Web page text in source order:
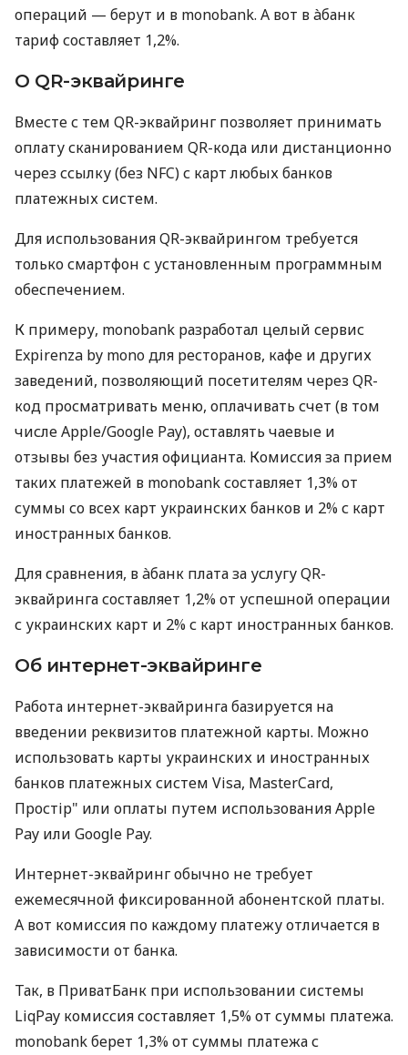
операций — берут и в monobank. А вот в àбанк
тариф составляет 1,2%.
О QR-эквайринге
Вместе с тем QR-эквайринг позволяет принимать
оплату сканированием QR-кода или дистанционно
через ссылку (без NFC) с карт любых банков
платежных систем.
Для использования QR-эквайрингом требуется
только смартфон с установленным программным
обеспечением.
К примеру, monobank разработал целый сервис
Expirenza by mono для ресторанов, кафе и других
заведений, позволяющий посетителям через QR-
код просматривать меню, оплачивать счет (в том
числе Apple/Google Pay), оставлять чаевые и
отзывы без участия официанта. Комиссия за прием
таких платежей в monobank составляет 1,3% от
суммы со всех карт украинских банков и 2% с карт
иностранных банков.
Для сравнения, в àбанк плата за услугу QR-
эквайринга составляет 1,2% от успешной операции
с украинских карт и 2% с карт иностранных банков.
Об интернет-эквайринге
Работа интернет-эквайринга базируется на
введении реквизитов платежной карты. Можно
использовать карты украинских и иностранных
банков платежных систем Visa, MasterCard,
Простір" или оплаты путем использования Apple
Pay или Google Pay.
Интернет-эквайринг обычно не требует
ежемесячной фиксированной абонентской платы.
А вот комиссия по каждому платежу отличается в
зависимости от банка.
Так, в ПриватБанк при использовании системы
LiqPay комиссия составляет 1,5% от суммы платежа.
monobank берет 1,3% от суммы платежа с